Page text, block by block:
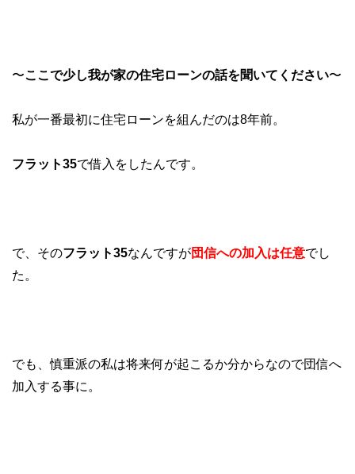
〜ここで少し我が家の住宅ローンの話を聞いてください〜
私が一番最初に住宅ローンを組んだのは8年前。
フラット35で借入をしたんです。
で、そのフラット35なんですが団信への加入は任意でし
た。
でも、慎重派の私は将来何が起こるか分からなので団信へ
加入する事に。